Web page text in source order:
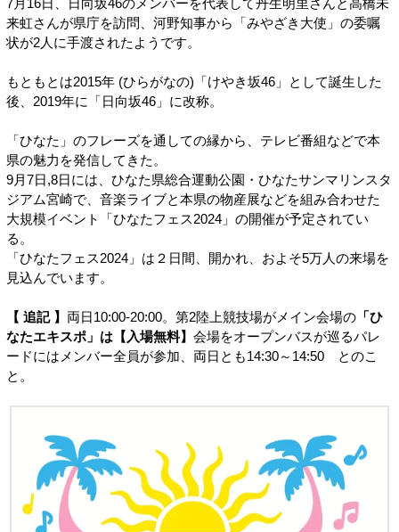
7月16日、日向坂46のメンバーを代表して丹生明里さんと高橋未
来虹さんが県庁を訪問、河野知事から「みやざき大使」の委嘱
状が2人に手渡されたようです。
もともとは2015年 (ひらがなの)「けやき坂46」として誕生した
後、2019年に「日向坂46」に改称。
「ひなた」のフレーズを通しての縁から、テレビ番組などで本
県の魅力を発信してきた。
9月7日,8日には、ひなた県総合運動公園・ひなたサンマリンスタ
ジアム宮崎で、音楽ライブと本県の物産展などを組み合わせた
大規模イベント「ひなたフェス2024」の開催が予定されてい
る。
「ひなたフェス2024」は２日間、開かれ、およそ5万人の来場を
見込んでいます。
【 追記 】 両日10:00-20:00。第2陸上競技場がメイン会場の「ひ
なたエキスポ」は【入場無料】 会場をオープンバスが巡るパレ
ードにはメンバー全員が参加、両日とも14:30～14:50 とのこ
と。